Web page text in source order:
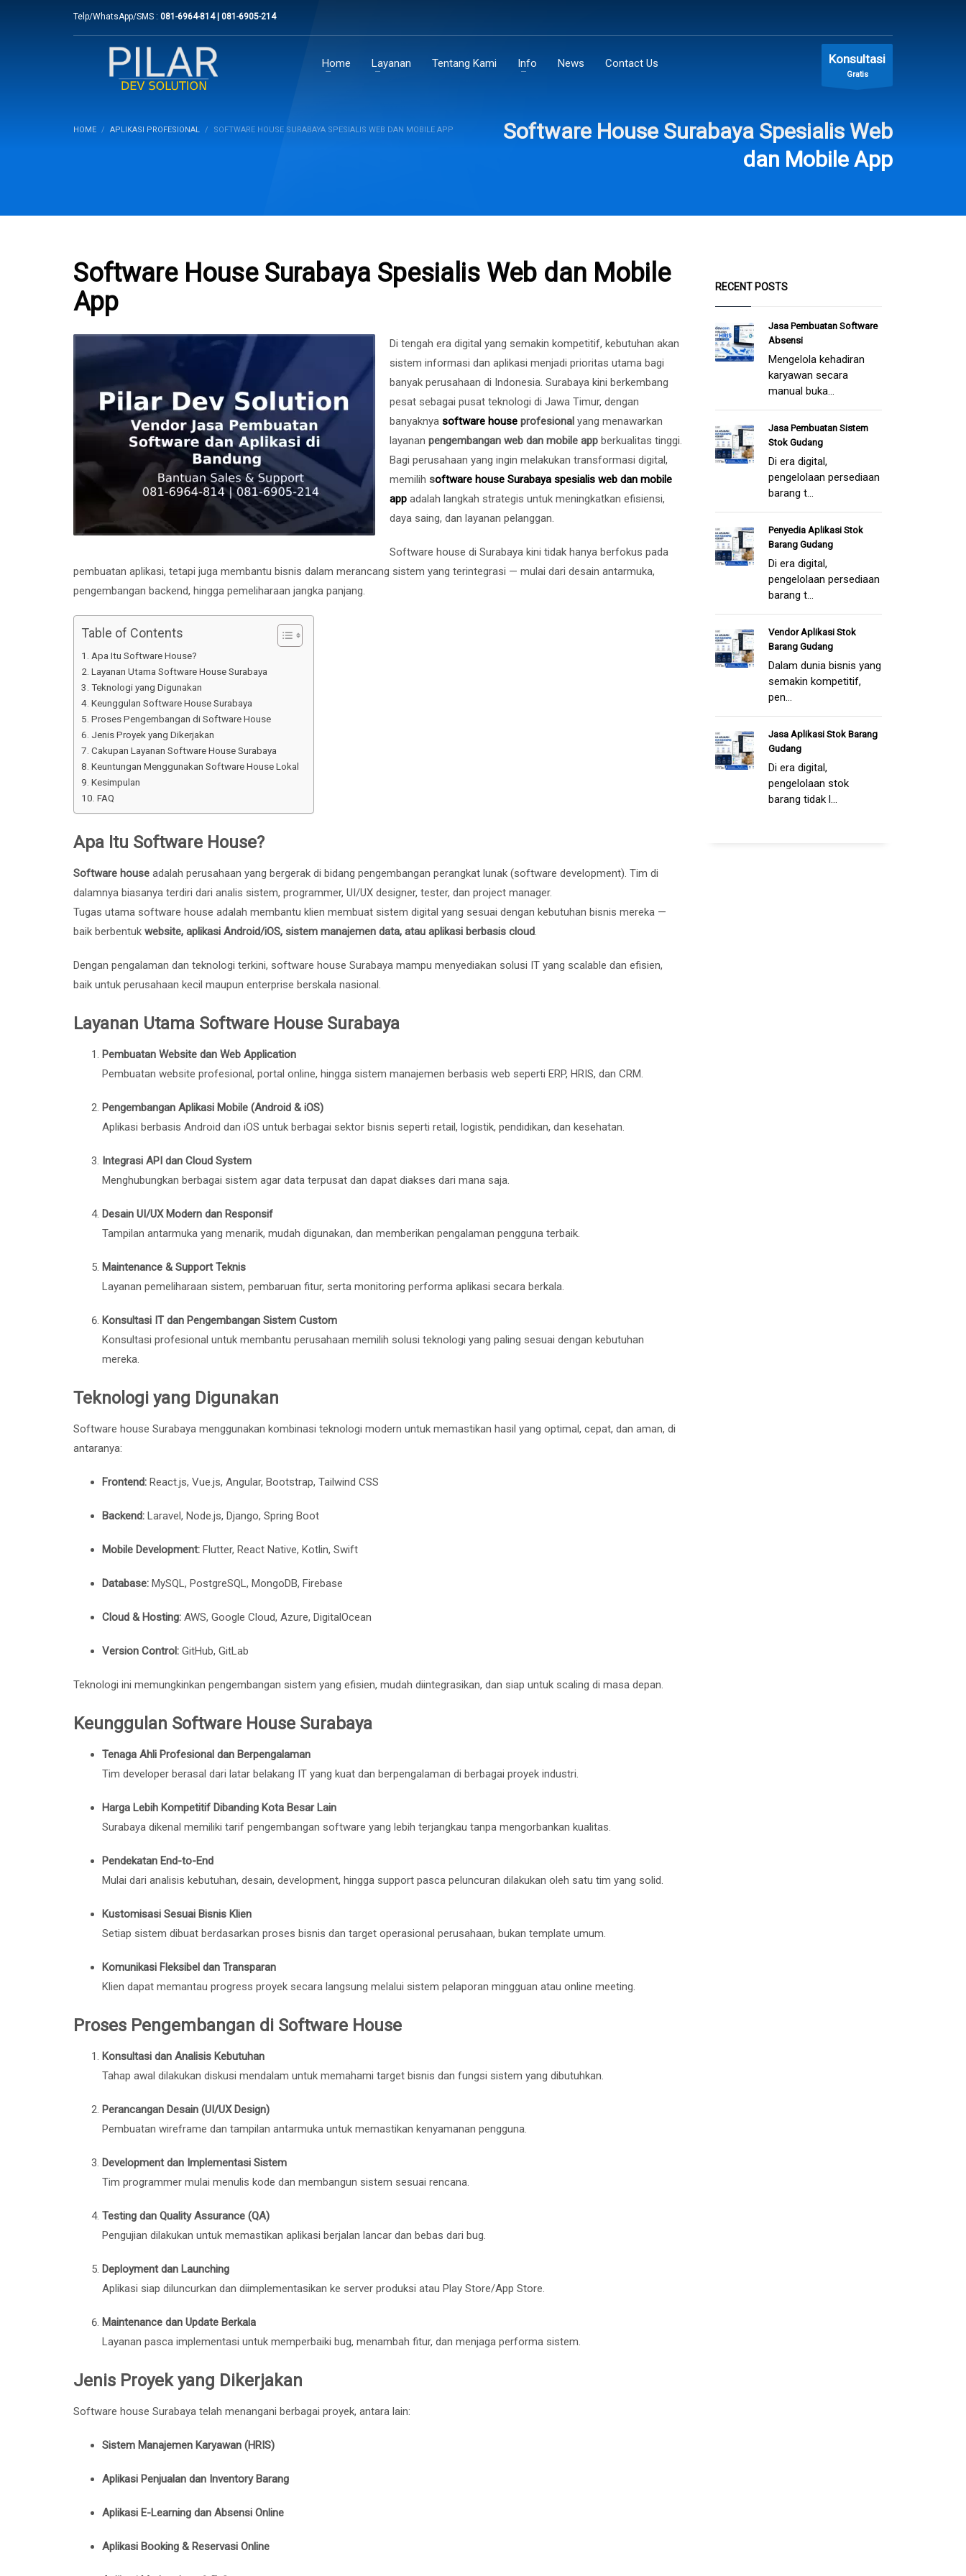
Telp/WhatsApp/SMS : 081-6964-814 | 081-6905-214
Home Layanan Tentang Kami Info News Contact Us Konsultasi
Gratis
HOME APLIKASI PROFESIONAL SOFTWARE HOUSE SURABAYA SPESIALIS WEB DAN MOBILE APP
Software House Surabaya Spesialis Web
dan Mobile App
Software House Surabaya Spesialis Web dan Mobile
App
Di tengah era digital yang semakin kompetitif, kebutuhan akan
sistem informasi dan aplikasi menjadi prioritas utama bagi
banyak perusahaan di Indonesia. Surabaya kini berkembang
pesat sebagai pusat teknologi di Jawa Timur, dengan
banyaknya software house profesional yang menawarkan
layanan pengembangan web dan mobile app berkualitas tinggi.
Bagi perusahaan yang ingin melakukan transformasi digital,
memilih software house Surabaya spesialis web dan mobile
app adalah langkah strategis untuk meningkatkan efisiensi,
daya saing, dan layanan pelanggan.
Software house di Surabaya kini tidak hanya berfokus pada
pembuatan aplikasi, tetapi juga membantu bisnis dalam merancang sistem yang terintegrasi — mulai dari desain antarmuka,
pengembangan backend, hingga pemeliharaan jangka panjang.
Table of Contents
Apa Itu Software House?
Layanan Utama Software House Surabaya
Teknologi yang Digunakan
Keunggulan Software House Surabaya
Proses Pengembangan di Software House
Jenis Proyek yang Dikerjakan
Cakupan Layanan Software House Surabaya
Keuntungan Menggunakan Software House Lokal
Kesimpulan
FAQ
Apa Itu Software House?
Software house adalah perusahaan yang bergerak di bidang pengembangan perangkat lunak (software development). Tim di
dalamnya biasanya terdiri dari analis sistem, programmer, UI/UX designer, tester, dan project manager.
Tugas utama software house adalah membantu klien membuat sistem digital yang sesuai dengan kebutuhan bisnis mereka —
baik berbentuk website, aplikasi Android/iOS, sistem manajemen data, atau aplikasi berbasis cloud.
Dengan pengalaman dan teknologi terkini, software house Surabaya mampu menyediakan solusi IT yang scalable dan efisien,
baik untuk perusahaan kecil maupun enterprise berskala nasional.
Layanan Utama Software House Surabaya
Pembuatan Website dan Web Application
Pembuatan website profesional, portal online, hingga sistem manajemen berbasis web seperti ERP, HRIS, dan CRM.
Pengembangan Aplikasi Mobile (Android & iOS)
Aplikasi berbasis Android dan iOS untuk berbagai sektor bisnis seperti retail, logistik, pendidikan, dan kesehatan.
Integrasi API dan Cloud System
Menghubungkan berbagai sistem agar data terpusat dan dapat diakses dari mana saja.
Desain UI/UX Modern dan Responsif
Tampilan antarmuka yang menarik, mudah digunakan, dan memberikan pengalaman pengguna terbaik.
Maintenance & Support Teknis
Layanan pemeliharaan sistem, pembaruan fitur, serta monitoring performa aplikasi secara berkala.
Konsultasi IT dan Pengembangan Sistem Custom
Konsultasi profesional untuk membantu perusahaan memilih solusi teknologi yang paling sesuai dengan kebutuhan
mereka.
Teknologi yang Digunakan
Software house Surabaya menggunakan kombinasi teknologi modern untuk memastikan hasil yang optimal, cepat, dan aman, di
antaranya:
Frontend: React.js, Vue.js, Angular, Bootstrap, Tailwind CSS
Backend: Laravel, Node.js, Django, Spring Boot
Mobile Development: Flutter, React Native, Kotlin, Swift
Database: MySQL, PostgreSQL, MongoDB, Firebase
Cloud & Hosting: AWS, Google Cloud, Azure, DigitalOcean
Version Control: GitHub, GitLab
Teknologi ini memungkinkan pengembangan sistem yang efisien, mudah diintegrasikan, dan siap untuk scaling di masa depan.
Keunggulan Software House Surabaya
Tenaga Ahli Profesional dan Berpengalaman
Tim developer berasal dari latar belakang IT yang kuat dan berpengalaman di berbagai proyek industri.
Harga Lebih Kompetitif Dibanding Kota Besar Lain
Surabaya dikenal memiliki tarif pengembangan software yang lebih terjangkau tanpa mengorbankan kualitas.
Pendekatan End-to-End
Mulai dari analisis kebutuhan, desain, development, hingga support pasca peluncuran dilakukan oleh satu tim yang solid.
Kustomisasi Sesuai Bisnis Klien
Setiap sistem dibuat berdasarkan proses bisnis dan target operasional perusahaan, bukan template umum.
Komunikasi Fleksibel dan Transparan
Klien dapat memantau progress proyek secara langsung melalui sistem pelaporan mingguan atau online meeting.
Proses Pengembangan di Software House
Konsultasi dan Analisis Kebutuhan
Tahap awal dilakukan diskusi mendalam untuk memahami target bisnis dan fungsi sistem yang dibutuhkan.
Perancangan Desain (UI/UX Design)
Pembuatan wireframe dan tampilan antarmuka untuk memastikan kenyamanan pengguna.
Development dan Implementasi Sistem
Tim programmer mulai menulis kode dan membangun sistem sesuai rencana.
Testing dan Quality Assurance (QA)
Pengujian dilakukan untuk memastikan aplikasi berjalan lancar dan bebas dari bug.
Deployment dan Launching
Aplikasi siap diluncurkan dan diimplementasikan ke server produksi atau Play Store/App Store.
Maintenance dan Update Berkala
Layanan pasca implementasi untuk memperbaiki bug, menambah fitur, dan menjaga performa sistem.
Jenis Proyek yang Dikerjakan
Software house Surabaya telah menangani berbagai proyek, antara lain:
Sistem Manajemen Karyawan (HRIS)
Aplikasi Penjualan dan Inventory Barang
Aplikasi E-Learning dan Absensi Online
Aplikasi Booking & Reservasi Online
RECENT POSTS
Jasa Pembuatan Software
Absensi
Mengelola kehadiran
karyawan secara
manual buka...
Jasa Pembuatan Sistem
Stok Gudang
Di era digital,
pengelolaan persediaan
barang t...
Penyedia Aplikasi Stok
Barang Gudang
Di era digital,
pengelolaan persediaan
barang t...
Vendor Aplikasi Stok
Barang Gudang
Dalam dunia bisnis yang
semakin kompetitif,
pen...
Jasa Aplikasi Stok Barang
Gudang
Di era digital,
pengelolaan stok
barang tidak l...